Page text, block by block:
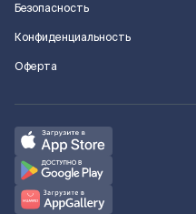
Безопасность
Конфиденциальность
Оферта